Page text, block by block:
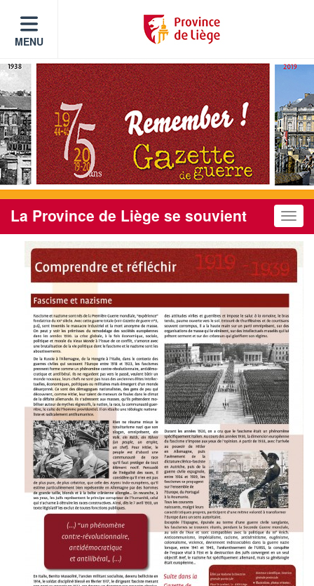
MENU
La Province de Liège se souvient